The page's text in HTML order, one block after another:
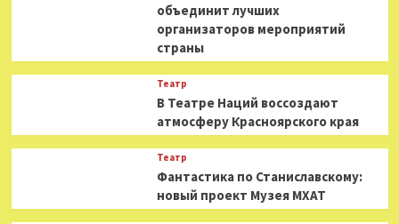
объединит лучших
организаторов мероприятий
страны
Театр
В Театре Наций воссоздают
атмосферу Красноярского края
Театр
Фантастика по Станиславскому:
новый проект Музея МХАТ